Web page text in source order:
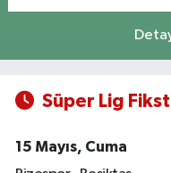
Süper Lig
15 Mayıs, Cuma